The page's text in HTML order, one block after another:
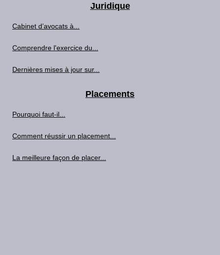
Juridique
Cabinet d’avocats à...
Comprendre l'exercice du...
Dernières mises à jour sur...
Placements
Pourquoi faut-il...
Comment réussir un placement...
La meilleure façon de placer...